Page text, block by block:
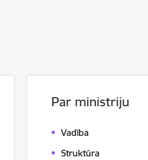
Par ministriju
Vadība
Struktūra